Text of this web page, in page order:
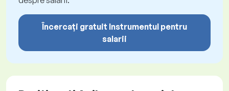
Încercați gratuit Instrumentul pentru
salarii